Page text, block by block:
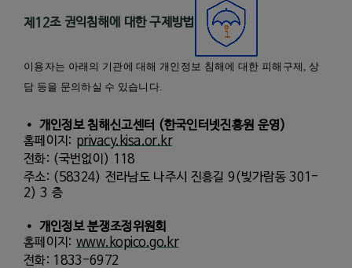
제 12조 권익침해에 대한 구제방법
이용자는 아래의 기관에 대해 개인정보 침해에 대한 피해구제
상
담 등을 문의하실 수 있습니다
• 개인정보 침해신고센터 (한국인터넷진흥원 운영)
홈페이지 : privacy.kisa.or.kr
전화: (국번없이 ) 118
주소: (58324) 전라남도 나주시 진흥길 9(빛가람동301-
2) 3 층
• 개인정보 분쟁조정위원회
홈페이지 : www.kopico.go.kr
전화: 1833-6972